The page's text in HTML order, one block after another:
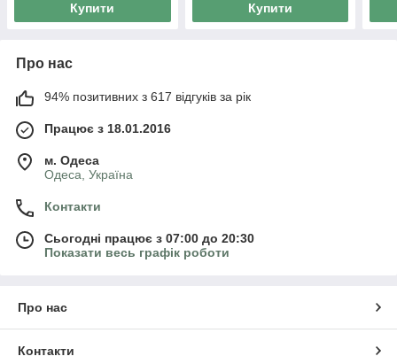
Купити Купити
Про нас
94% позитивних з 617 відгуків за рік
Працює з 18.01.2016
м. Одеса
Одеса, Україна
Контакти
Сьогодні працює з 07:00 до 20:30
Показати весь графік роботи
Про нас
Контакти